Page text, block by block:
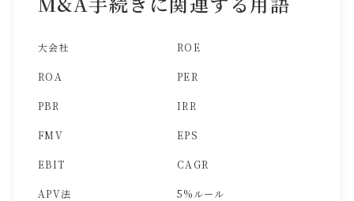
大会社 ROE
ROA PER
PBR IRR
FMV EPS
EBIT CAGR
APV法 5%ルール